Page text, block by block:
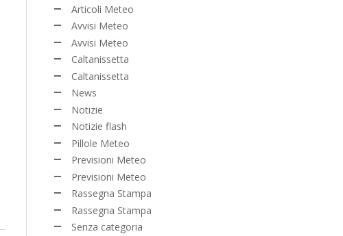
Articoli Meteo
Avvisi Meteo
Avvisi Meteo
Caltanissetta
Caltanissetta
News
Notizie
Notizie flash
Pillole Meteo
Previsioni Meteo
Previsioni Meteo
Rassegna Stampa
Rassegna Stampa
Senza categoria